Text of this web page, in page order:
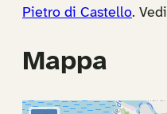
Pietro di Castello. Vedi
Mappa